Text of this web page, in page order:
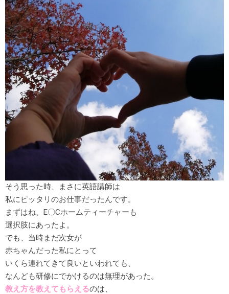
そう思った時、まさに英語講師は
私にピッタリのお仕事だったんです。
まずはね、E〇Cホームティーチャーも
選択肢にあったよ。
でも、当時まだ次女が
赤ちゃんだった私にとって
いくら連れてきて良いといわれても、
なんども研修にでかけるのは無理があった。
教え方を教えてもらえるのは、